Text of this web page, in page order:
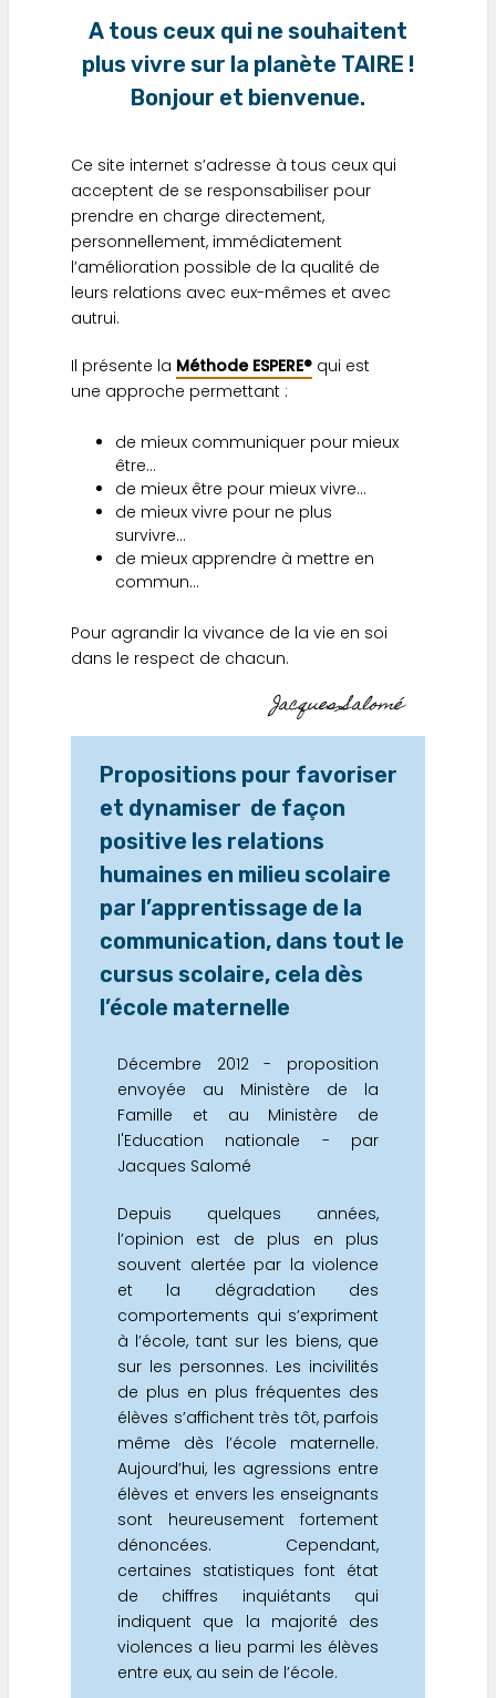
A tous ceux qui ne souhaitent
plus vivre sur la planète TAIRE !
Bonjour et bienvenue.
Ce site internet s’adresse à tous ceux qui
acceptent de se responsabiliser pour
prendre en charge directement,
personnellement, immédiatement
l’amélioration possible de la qualité de
leurs relations avec eux-mêmes et avec
autrui.
Il présente la Méthode ESPERE® qui est
une approche permettant :
de mieux communiquer pour mieux
être…
de mieux être pour mieux vivre…
de mieux vivre pour ne plus
survivre…
de mieux apprendre à mettre en
commun…
Pour agrandir la vivance de la vie en soi
dans le respect de chacun.
Jacques Salomé
Propositions pour favoriser
et dynamiser de façon
positive les relations
humaines en milieu scolaire
par l’apprentissage de la
communication, dans tout le
cursus scolaire, cela dès
l’école maternelle
Décembre 2012 - proposition
envoyée au Ministère de la
Famille et au Ministère de
l'Education nationale - par
Jacques Salomé
Depuis quelques années,
l’opinion est de plus en plus
souvent alertée par la violence
et la dégradation des
comportements qui s’expriment
à l’école, tant sur les biens, que
sur les personnes. Les incivilités
de plus en plus fréquentes des
élèves s’affichent très tôt, parfois
même dès l’école maternelle.
Aujourd’hui, les agressions entre
élèves et envers les enseignants
sont heureusement fortement
dénoncées. Cependant,
certaines statistiques font état
de chiffres inquiétants qui
indiquent que la majorité des
violences a lieu parmi les élèves
entre eux, au sein de l’école.